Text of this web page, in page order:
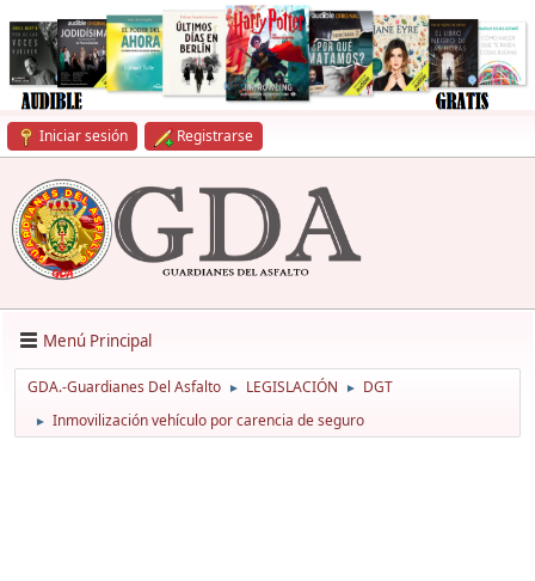
Iniciar sesión Registrarse
Menú Principal
GDA.-Guardianes Del Asfalto ► LEGISLACIÓN ► DGT
► Inmovilización vehículo por carencia de seguro